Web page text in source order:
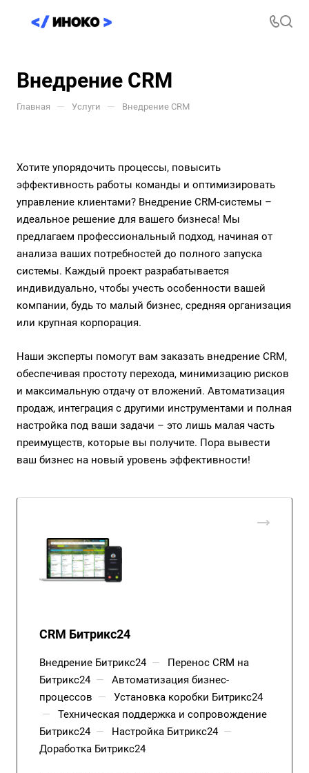
Внедрение CRM
Главная — Услуги — Внедрение CRM
Хотите упорядочить процессы, повысить
эффективность работы команды и оптимизировать
управление клиентами? Внедрение CRM-системы –
идеальное решение для вашего бизнеса! Мы
предлагаем профессиональный подход, начиная от
анализа ваших потребностей до полного запуска
системы. Каждый проект разрабатывается
индивидуально, чтобы учесть особенности вашей
компании, будь то малый бизнес, средняя организация
или крупная корпорация.
Наши эксперты помогут вам заказать внедрение CRM,
обеспечивая простоту перехода, минимизацию рисков
и максимальную отдачу от вложений. Автоматизация
продаж, интеграция с другими инструментами и полная
настройка под ваши задачи – это лишь малая часть
преимуществ, которые вы получите. Пора вывести
ваш бизнес на новый уровень эффективности!
CRM Битрикс24
Внедрение Битрикс24 —
Перенос CRM на
Битрикс24 —
Автоматизация бизнес-
процессов —
Установка коробки Битрикс24
—
Техническая поддержка и сопровождение
Битрикс24 — Настройка Битрикс24 —
Доработка Битрикс24